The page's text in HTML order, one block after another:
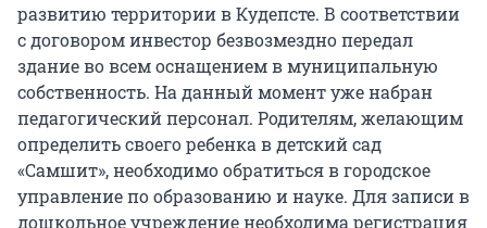
развитию территории в Кудепсте. В соответствии
с договором инвестор безвозмездно передал
здание во всем оснащением в муниципальную
собственность. На данный момент уже набран
педагогический персонал. Родителям, желающим
определить своего ребенка в детский сад
«Самшит», необходимо обратиться в городское
управление по образованию и науке. Для записи в
дошкольное учреждение необходима регистрация